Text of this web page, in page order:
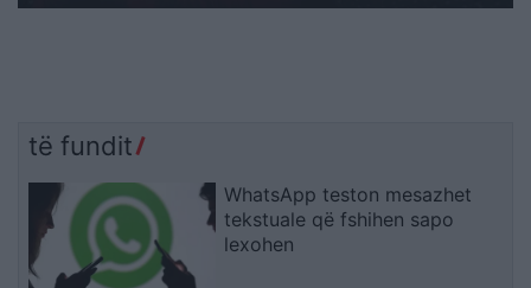
të fundit
WhatsApp teston mesazhet
tekstuale që fshihen sapo
lexohen